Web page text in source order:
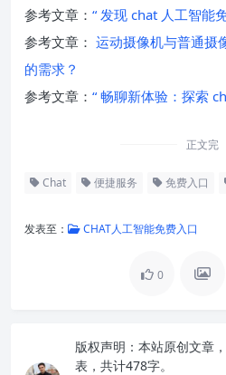
参考文章： “ 发现 chat 人工智能
参考文章： 运动摄像机与普通摄
的需求？
参考文章： “ 畅聊新体验：探索
正文完
Chat 便捷服务 免费入口
发表至： CHAT人工智能免费入口
0
版权声明： 本站原创文章
表，共计478字。